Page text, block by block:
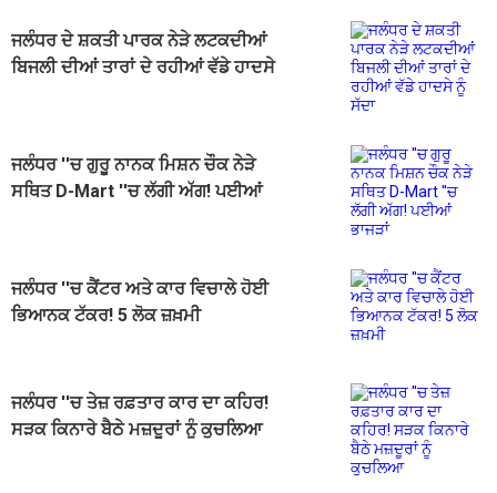
ਜਲੰਧਰ ਦੇ ਸ਼ਕਤੀ ਪਾਰਕ ਨੇੜੇ ਲਟਕਦੀਆਂ
ਬਿਜਲੀ ਦੀਆਂ ਤਾਰਾਂ ਦੇ ਰਹੀਆਂ ਵੱਡੇ ਹਾਦਸੇ
ਜਲੰਧਰ ''ਚ ਗੁਰੂ ਨਾਨਕ ਮਿਸ਼ਨ ਚੌਕ ਨੇੜੇ
ਸਥਿਤ D-Mart ''ਚ ਲੱਗੀ ਅੱਗ! ਪਈਆਂ
ਜਲੰਧਰ ''ਚ ਕੈਂਟਰ ਅਤੇ ਕਾਰ ਵਿਚਾਲੇ ਹੋਈ
ਭਿਆਨਕ ਟੱਕਰ! 5 ਲੋਕ ਜ਼ਖ਼ਮੀ
ਜਲੰਧਰ ''ਚ ਤੇਜ਼ ਰਫ਼ਤਾਰ ਕਾਰ ਦਾ ਕਹਿਰ!
ਸੜਕ ਕਿਨਾਰੇ ਬੈਠੇ ਮਜ਼ਦੂਰਾਂ ਨੂੰ ਕੁਚਲਿਆ